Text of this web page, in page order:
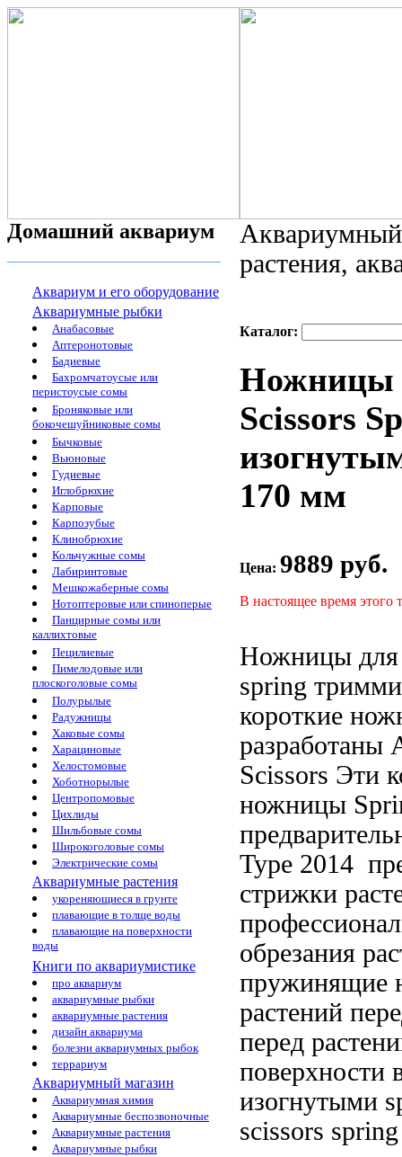
Домашний аквариум
Аквариум и его оборудование
Аквариумные рыбки
Анабасовые
Аптеронотовые
Бадиевые
Бахромчатоусые или
перистоусые сомы
Броняковые или
бокочешуйниковые сомы
Бычковые
Вьюновые
Гудиевые
Иглобрюхие
Карповые
Карпозубые
Клинобрюхие
Кольчужные сомы
Лабиринтовые
Мешкожаберные сомы
Нотоптеровые или спиноперые
Панцирные сомы или
каллихтовые
Пецилиевые
Пимелодовые или
плоскоголовые сомы
Полурылые
Радужницы
Хаковые сомы
Харациновые
Хелостомовые
Хоботнорылые
Центропомовые
Цихлиды
Шильбовые сомы
Широкоголовые сомы
Электрические сомы
Аквариумные растения
укореняющиеся в грунте
плавающие в толще воды
плавающие на поверхности
воды
Книги по аквариумистике
про аквариум
аквариумные рыбки
аквариумные растения
дизайн аквариума
болезни аквариумных рыбок
террариум
Аквариумный магазин
Аквариумная химия
Аквариумные беспозвоночные
Аквариумные растения
Аквариумные рыбки
растения,
Каталог:
Ножницы
Scissors
170 мм
Цена: 9889 руб.
В настоящее время этого
Ножницы
spring
короткие
разработаны
Scissors Эти
ножницы
Type 2014
стрижки
обрезания
пружинящие
растений
перед
поверхности
изогнутыми
scissors